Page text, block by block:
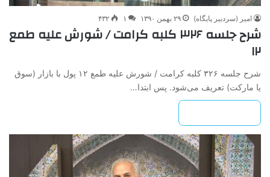
امیر (سردبیر پایگاه) ۲۹ بهمن ۱۳۹۰ ۱ ۴۳۲
شرح جلسه ۳۲۶ کلبه کرامت / شورش علیه طمع
۱۲
شرح جلسه ۳۲۶ کلبه کرامت / شورش علیه طمع ۱۲ پول با بازار (سوق
یا مارکت) تعریف می‌شود. پس ابتدا…